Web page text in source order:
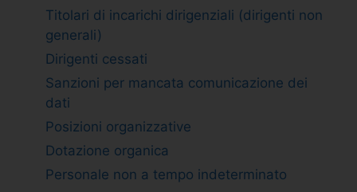
Titolari di incarichi dirigenziali (dirigenti non
generali)
Dirigenti cessati
Sanzioni per mancata comunicazione dei
dati
Posizioni organizzative
Dotazione organica
Personale non a tempo indeterminato